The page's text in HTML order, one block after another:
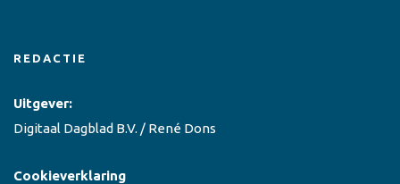
REDACTIE
Uitgever:
Digitaal Dagblad B.V. / René Dons
Cookieverklaring